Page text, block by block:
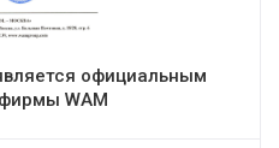
официальным
WAM